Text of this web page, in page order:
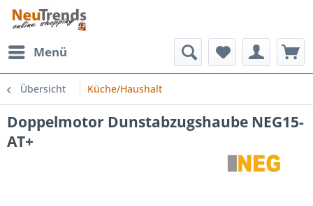
Menü
Übersicht Küche/Haushalt
Doppelmotor Dunstabzugshaube NEG15-
AT+